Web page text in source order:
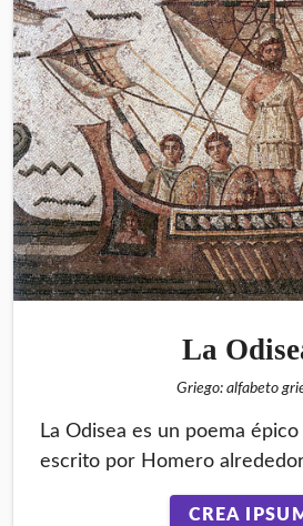
La
Griego: alfabeto
La Odisea es un poema
escrito por Homero
CREA